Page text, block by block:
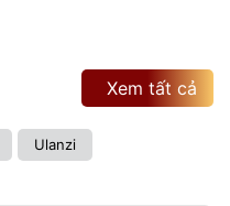
Ulanzi
Xem tất cả